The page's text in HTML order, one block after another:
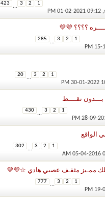
‏, 01-02-2021 09:12 PM
1
2
3
...
423
؟؟؟؟ 💜💜
1
2
3
...
285
1
2
3
...
20
بـــدون نقــــط
1
2
3
...
430
الواقع
1
2
3
...
302
ممـيز مثقـف عصبي هادي ☆💜💜
1
2
3
...
777